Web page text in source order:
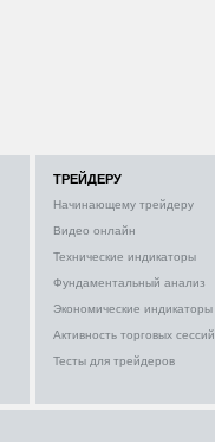
ТРЕЙДЕРУ
Начинающему трейдеру
Видео онлайн
Технические индикаторы
Фундаментальный анализ
Экономические индикаторы
Активность торговых сессий
Тесты для трейдеров